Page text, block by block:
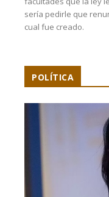
sería pedirle que
cual fue creado.
POLÍTICA